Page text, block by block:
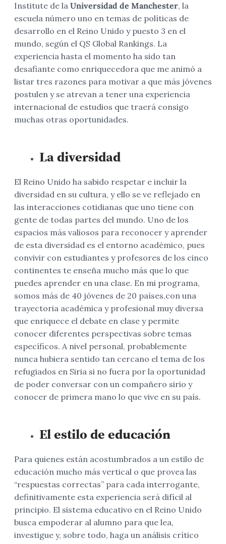
Institute de la Universidad de Manchester, la
escuela número uno en temas de políticas de
desarrollo en el Reino Unido y puesto 3 en el
mundo, según el QS Global Rankings. La
experiencia hasta el momento ha sido tan
desafiante como enriquecedora que me animó a
listar tres razones para motivar a que más jóvenes
postulen y se atrevan a tener una experiencia
internacional de estudios que traerá consigo
muchas otras oportunidades.
La diversidad
El Reino Unido ha sabido respetar e incluir la
diversidad en su cultura, y ello se ve reflejado en
las interacciones cotidianas que uno tiene con
gente de todas partes del mundo. Uno de los
espacios más valiosos para reconocer y aprender
de esta diversidad es el entorno académico, pues
convivir con estudiantes y profesores de los cinco
continentes te enseña mucho más que lo que
puedes aprender en una clase. En mi programa,
somos más de 40 jóvenes de 20 países,con una
trayectoria académica y profesional muy diversa
que enriquece el debate en clase y permite
conocer diferentes perspectivas sobre temas
específicos. A nivel personal, probablemente
nunca hubiera sentido tan cercano el tema de los
refugiados en Siria si no fuera por la oportunidad
de poder conversar con un compañero sirio y
conocer de primera mano lo que vive en su país.
El estilo de educación
Para quienes están acostumbrados a un estilo de
educación mucho más vertical o que provea las
“respuestas correctas” para cada interrogante,
definitivamente esta experiencia será difícil al
principio. El sistema educativo en el Reino Unido
busca empoderar al alumno para que lea,
investigue y, sobre todo, haga un análisis crítico